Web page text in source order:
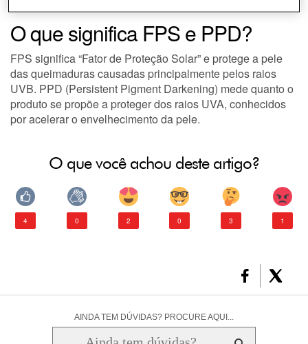
SOLAR
DERMACLUB
CONSULTORIA DE PRODUTOS SKINCEUTICALS
O que significa FPS e PPD?
FPS significa “Fator de Proteção Solar” e protege a pele
das queimaduras causadas principalmente pelos raios
UVB. PPD (Persistent Pigment Darkening) mede quanto o
produto se propõe a proteger dos raios UVA, conhecidos
por acelerar o envelhecimento da pele.
O que você achou deste artigo?
4 0 2 0 3 1
AINDA TEM DÚVIDAS? PROCURE AQUI...